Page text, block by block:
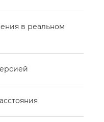
в реальном